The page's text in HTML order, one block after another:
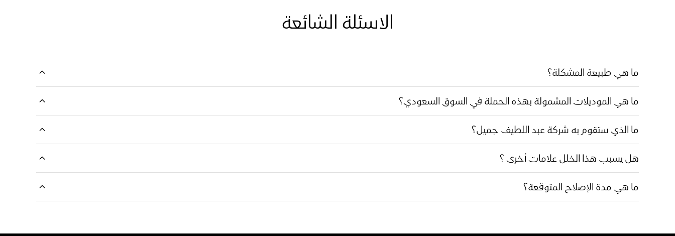
الاسئلة الشائعة
ما هي طبيعة المشكلة؟
ما هي الموديلات المشمولة بهذه الحملة في السوق السعودي؟
ما الذي ستقوم به شركة عبد اللطيف جميل؟
هل يسبب هذا الخلل علامات أخرى ؟
ما هي مدة الإصلاح المتوقعة؟